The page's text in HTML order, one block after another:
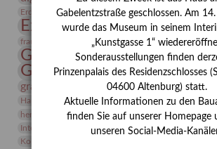
Erdmann Julius Dietrich
Erlebnisportal estrusker
Expressionismus Festrede
frauen Frauen in der Antike und heute
Gerhard-Altenbourg-Preis
Gerhard Altenbourg
Gerhard
grafische sammlung griechische
Hanns-Conon von der Gabelentz Heinrich Kirchhoff
herman de vries Humboldt
Insekten
Integriertes Schädlingsmanagement
Italien
Kolosseum
Gabelentzstraße geschlossen. Am
wurde das Museum in seinem
„Kunstgasse 1“
Sonderausstellungen finden
Prinzenpalais des Residenzschlosses
04600 Altenburg) statt.
Aktuelle Informationen zu den
finden Sie auf unserer Homepage
unseren Social-Media-